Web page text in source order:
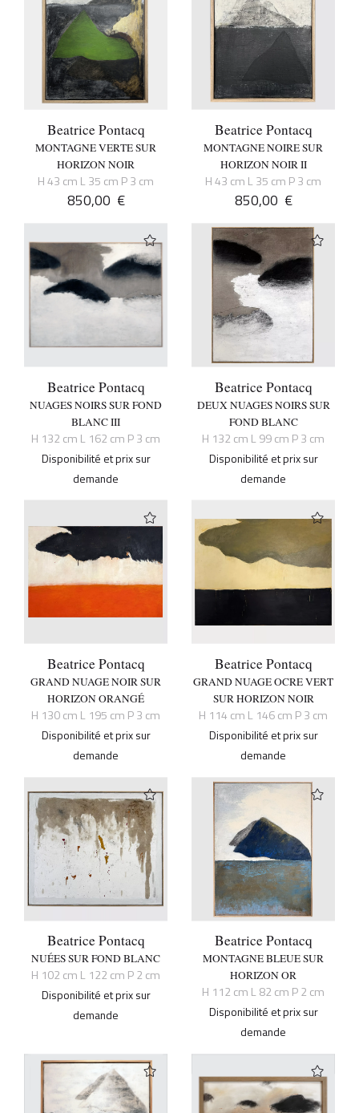
Beatrice Pontacq
MONTAGNE VERTE SUR
HORIZON NOIR
H 43 cm L 35 cm P 3 cm
850,00 €
Beatrice Pontacq
MONTAGNE NOIRE SUR
HORIZON NOIR II
H 43 cm L 35 cm P 3 cm
850,00 €
Beatrice Pontacq
NUAGES NOIRS SUR FOND
BLANC III
H 132 cm L 162 cm P 3 cm
Disponibilité et prix sur
demande
Beatrice Pontacq
DEUX NUAGES NOIRS SUR
FOND BLANC
H 132 cm L 99 cm P 3 cm
Disponibilité et prix sur
demande
Beatrice Pontacq
GRAND NUAGE NOIR SUR
HORIZON ORANGÉ
H 130 cm L 195 cm P 3 cm
Disponibilité et prix sur
demande
Beatrice Pontacq
GRAND NUAGE OCRE VERT
SUR HORIZON NOIR
H 114 cm L 146 cm P 3 cm
Disponibilité et prix sur
demande
Beatrice Pontacq
NUÉES SUR FOND BLANC
H 102 cm L 122 cm P 2 cm
Disponibilité et prix sur
demande
Beatrice Pontacq
MONTAGNE BLEUE SUR
HORIZON OR
H 112 cm L 82 cm P 2 cm
Disponibilité et prix sur
demande